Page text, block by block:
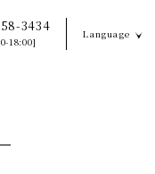
3434
18:00]
Language